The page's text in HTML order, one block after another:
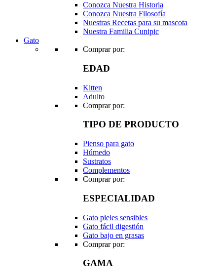
Conozca Nuestra Historia
Conozca Nuestra Filosofía
Nuestras Recetas para su mascota
Nuestra Familia Cunipic
Gato
Comprar por:
EDAD
Kitten
Adulto
Comprar por:
TIPO DE PRODUCTO
Pienso para gato
Húmedo
Sustratos
Complementos
Comprar por:
ESPECIALIDAD
Gato pieles sensibles
Gato fácil digestión
Gato bajo en grasas
Comprar por:
GAMA